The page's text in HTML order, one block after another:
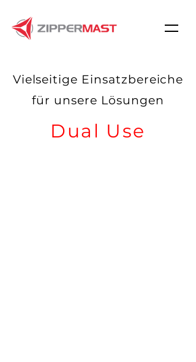
Vielseitige Einsatzbereiche
für unsere Lösungen
Dual Use